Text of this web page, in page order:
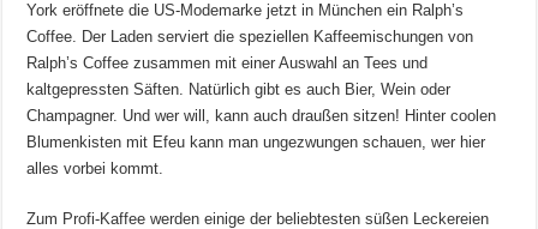
York eröffnete die US-Modemarke jetzt in München ein Ralph’s
Coffee. Der Laden serviert die speziellen Kaffeemischungen von
Ralph’s Coffee zusammen mit einer Auswahl an Tees und
kaltgepressten Säften. Natürlich gibt es auch Bier, Wein oder
Champagner. Und wer will, kann auch draußen sitzen! Hinter coolen
Blumenkisten mit Efeu kann man ungezwungen schauen, wer hier
alles vorbei kommt.
Zum Profi-Kaffee werden einige der beliebtesten süßen Leckereien